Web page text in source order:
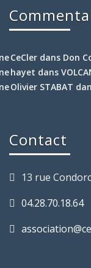
CeCler dans Don
hayet dans
Olivier STABAT
Contact
13 rue
04.28.70.18.64